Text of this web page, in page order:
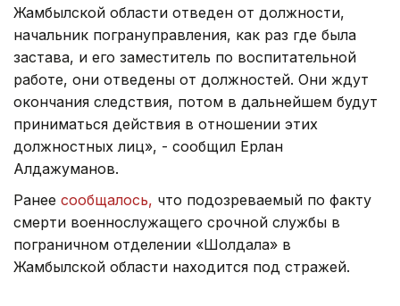
Жамбылской области отведен от должности,
начальник погрануправления, как раз где была
застава, и его заместитель по воспитательной
работе, они отведены от должностей. Они ждут
окончания следствия, потом в дальнейшем будут
приниматься действия в отношении этих
должностных лиц», - сообщил Ерлан
Алдажуманов.
Ранее сообщалось, что подозреваемый по факту
смерти военнослужащего срочной службы в
пограничном отделении «Шолдала» в
Жамбылской области находится под стражей.